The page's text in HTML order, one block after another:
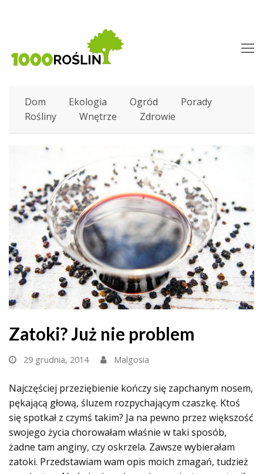
Dom Ekologia Ogród
Porady
Rośliny
Wnętrze Zdrowie
Zatoki? Już nie problem
29 grudnia, 2014 Malgosia
Najczęściej przeziębienie kończy się zapchanym nosem,
pękającą głową, śluzem rozpychającym czaszkę. Ktoś
się spotkał z czymś takim? Ja na pewno przez większość
swojego życia chorowałam właśnie w taki sposób,
żadne tam anginy, czy oskrzela. Zawsze wybierałam
zatoki. Przedstawiam wam opis moich zmagań, tudzież